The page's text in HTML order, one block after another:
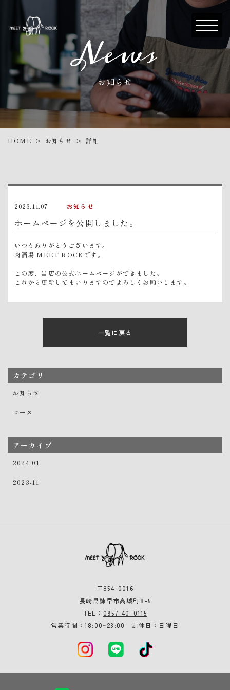
News
お知らせ
HOME > お知らせ > 詳細
2023.11.07 お知らせ
ホームページを公開しました。
いつもありがとうございます。
肉酒場 MEET ROCKです。
この度、当店の公式ホームページができました。
これから更新してまいりますのでよろしくお願いします。
一覧に戻る
カテゴリ
お知らせ
コース
アーカイブ
2024-01
2023-11
〒854-0016
長崎県諫早市高城町8-5
TEL： 0957-40-0115
営業時間：18:00~23:00 定休日：日曜日